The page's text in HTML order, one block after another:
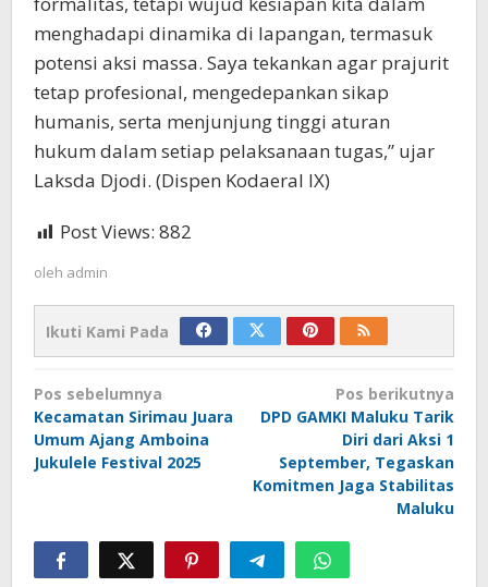
menghadapi dinamika di lapangan, termasuk
potensi aksi massa. Saya tekankan agar prajurit
tetap profesional, mengedepankan sikap
humanis, serta menjunjung tinggi aturan
hukum dalam setiap pelaksanaan tugas,” ujar
Laksda Djodi. (Dispen Kodaeral IX)
Post Views: 882
oleh admin
Ikuti Kami Pada
Navigasi
pos
Pos sebelumnya
Kecamatan Sirimau Juara
Umum Ajang Amboina
Jukulele Festival 2025
Pos berikutnya
DPD GAMKI Maluku Tarik
Diri dari Aksi 1
September, Tegaskan
Komitmen Jaga Stabilitas
Maluku